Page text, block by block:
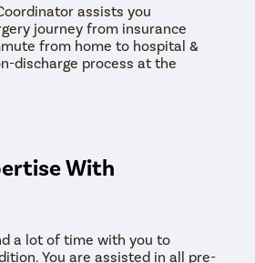
शामक औषध दिले जाईल.
OT मध्ये घेऊन जाईल आणि डोळे सोडून तुमचे
आणि ढगाळ लेन्समध्ये प्रवेश करण्यासाठी
एक लहान कॅप्सूल मागे ठेवेल ज्यामध्ये
ठेवता येतील.
रोपण केले जाते, आणि चीरा बंद केला
समान राहते; फक्त तंत्र वेगळे आहेत.
assists you
journey from insurance
from home to hospital &
discharge process at the
With
a lot of time with you to
You are assisted in all pre-